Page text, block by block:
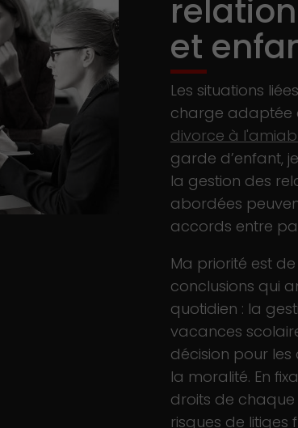
et
Les situations
charge adaptée
divorce à
garde d’enfant,
la gestion des
abordées
accords entre
Ma priorité est
conclusions qui
quotidien : la
vacances
décision pour
la moralité. En
droits de
risques de litiges